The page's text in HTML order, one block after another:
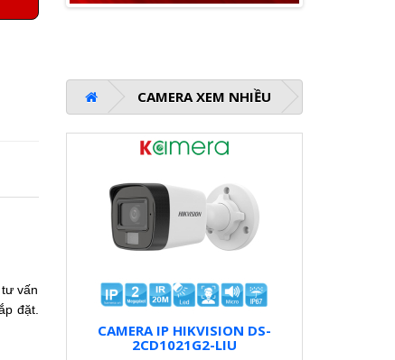
đặt.
CAMERA XEM NHIỀU
CAMERA IP HIKVISION DS-
2CD1021G2-LIU